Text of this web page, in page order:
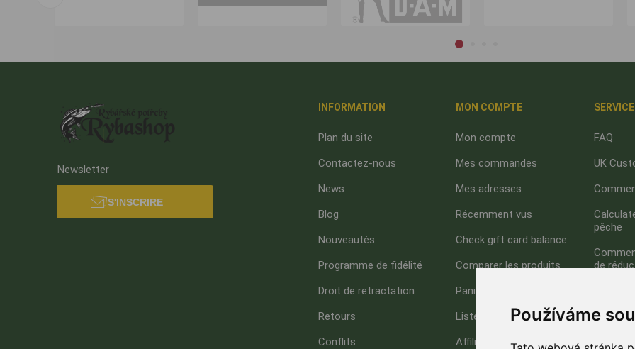
Používáme
Newsletter
S'INSCRIRE
INFORMATION
Plan du site
Contactez-nous
News
Blog
Nouveautés
Programme de fidélité
Droit de retractation
Retours
Conflits
MON COMPTE
Mon compte
Mes commandes
Mes adresses
Récemment vus
Check gift card balance
Comparer les produits
Panier
Liste de souhaits
Affiliate
FAQ
UK
pêche
de
GDPR -